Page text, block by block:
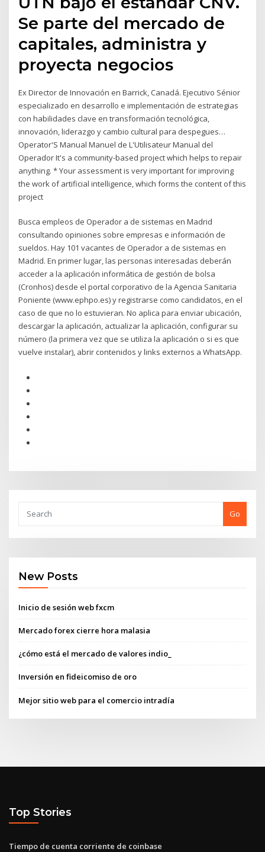
Se parte del mercado de
capitales, administra y
proyecta negocios
Ex Director de Innovación en Barrick, Canadá. Ejecutivo Sénior
especializado en desarrollo e implementación de estrategias
con habilidades clave en transformación tecnológica,
innovación, liderazgo y cambio cultural para despegues…
Operator'S Manual Manuel de L'Utilisateur Manual del
Operador It's a community-based project which helps to repair
anything. * Your assessment is very important for improving
the work of artificial intelligence, which forms the content of this
project
Busca empleos de Operador a de sistemas en Madrid
consultando opiniones sobre empresas e información de
sueldos. Hay 101 vacantes de Operador a de sistemas en
Madrid. En primer lugar, las personas interesadas deberán
acceder a la aplicación informática de gestión de bolsa
(Cronhos) desde el portal corporativo de la Agencia Sanitaria
Poniente (www.ephpo.es) y registrarse como candidatos, en el
caso de que no lo estuvieran. No aplica para enviar ubicación,
descargar la aplicación, actualizar la aplicación, configurar su
número (la primera vez que se utiliza la aplicación o si es que
vuelve instalar), abrir contenidos y links externos a WhatsApp.
Go
New Posts
Inicio de sesión web fxcm
Mercado forex cierre hora malasia
¿cómo está el mercado de valores indio_
Inversión en fideicomiso de oro
Mejor sitio web para el comercio intradía
Top Stories
Tiempo de cuenta corriente de coinbase